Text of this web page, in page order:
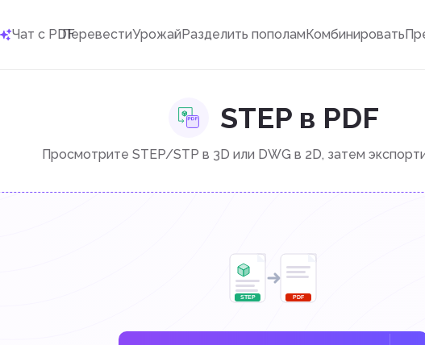
Чат с PDFПеревестиУрожайРазделить пополамКомбинировать
STEP в PDF
Просмотрите STEP/STP в 3D или DWG в 2D, затем